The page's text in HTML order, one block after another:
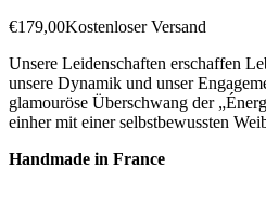
€179,00Kostenloser Versand
Unsere Leidenschaften erschaffen
unsere Dynamik und unser
glamouröse Überschwang der
einher mit einer selbstbewussten
Handmade in France